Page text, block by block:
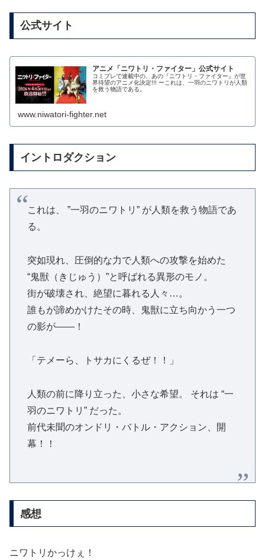
公式サイト
アニメ「ニワトリ・ファイター」公式サイト
コミプレで連載中の、あの『ニワトリ・ファイター』が世
界待望のアニメ化決定!!! ーこれは、一羽のニワトリが人類
を救う物語である。
www.niwatori-fighter.net
イントロダクション
これは、 ”一羽のニワトリ” が人類を救う物語であ
る。
突如現れ、圧倒的な力で人類への攻撃を始めた
“鬼獣（きじゅう）”と呼ばれる異形のモノ。
街が破壊され、絶望に暮れる人々…。
誰もが諦めかけたその時、鬼獣に立ち向かう一つ
の影が——！
「テメーら、トサカにくるぜ！！」
人類の前に降り立った、小さな希望。 それは “一
羽のニワトリ” だった。
前代未聞のオンドリ・バトル・アクション、開
幕！！
感想
ニワトリかっけぇ！